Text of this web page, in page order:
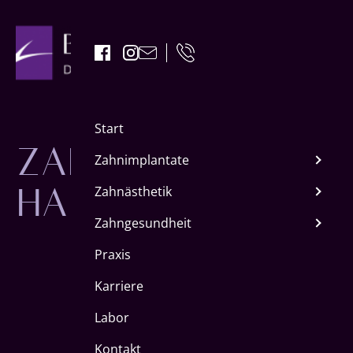
ZAHNIMPLANTATE
HAIGER
Start
Zahnimplantate
Zahnästhetik
Zahngesundheit
Praxis
Karriere
Labor
Kontakt